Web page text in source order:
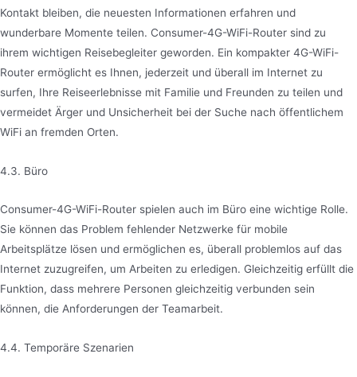
Kontakt bleiben, die neuesten Informationen erfahren und
wunderbare Momente teilen. Consumer-4G-WiFi-Router sind zu
ihrem wichtigen Reisebegleiter geworden. Ein kompakter 4G-WiFi-
Router ermöglicht es Ihnen, jederzeit und überall im Internet zu
surfen, Ihre Reiseerlebnisse mit Familie und Freunden zu teilen und
vermeidet Ärger und Unsicherheit bei der Suche nach öffentlichem
WiFi an fremden Orten.
4.3. Büro
Consumer-4G-WiFi-Router spielen auch im Büro eine wichtige Rolle.
Sie können das Problem fehlender Netzwerke für mobile
Arbeitsplätze lösen und ermöglichen es, überall problemlos auf das
Internet zuzugreifen, um Arbeiten zu erledigen. Gleichzeitig erfüllt die
Funktion, dass mehrere Personen gleichzeitig verbunden sein
können, die Anforderungen der Teamarbeit.
4.4. Temporäre Szenarien